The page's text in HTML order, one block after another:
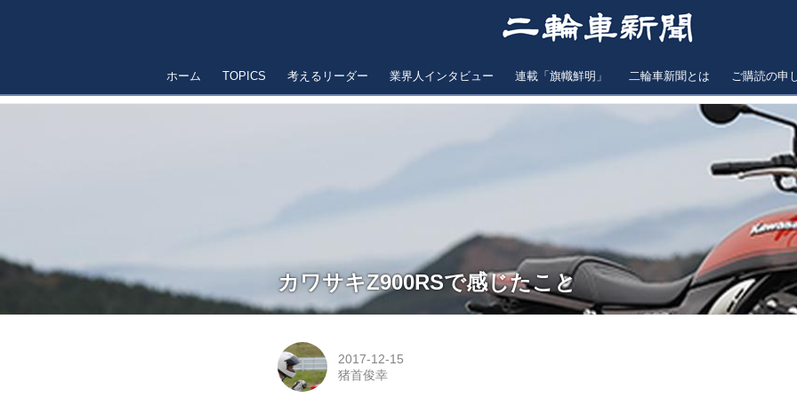
ホーム TOPICS 考えるリーダー 業界人インタビュー 連載「旗幟鮮明」 二輪車新聞とは ご購読の申
カワサキZ900RSで感じたこと
2017-12-15
猪首俊幸